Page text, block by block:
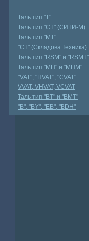
Таль тип "Т"
Таль тип "СТ" (СИТИ-М)
Таль тип "МТ"
"СТ" (Складова Техника)
Таль тип "RSМ" и "RSMT"
Таль тип "MH" и "МНМ"
"VAT", "HVAT", "CVAT"
VVAT, VHVAT, VCVAT
Таль тип "BT" и "BMT"
"В", "BY", "EВ", "BDH"